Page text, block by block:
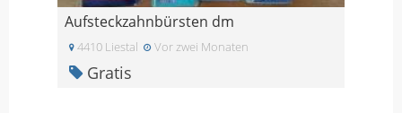
Aufsteckzahnbürsten dm
4410 Liestal Vor zwei Monaten
Gratis